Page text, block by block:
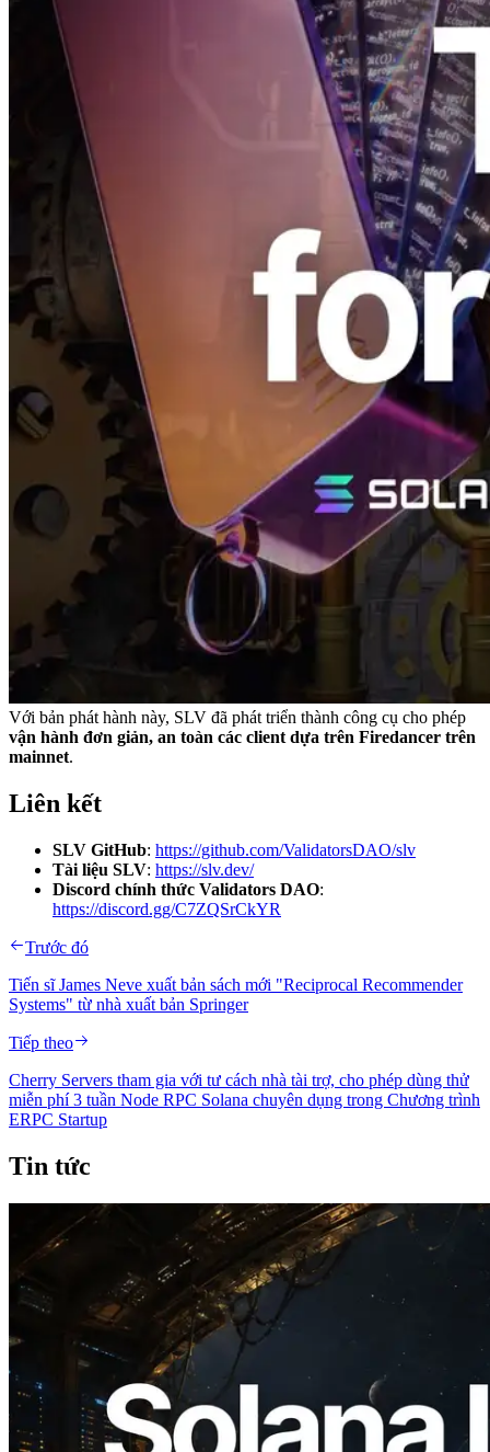
Với bản phát hành này, SLV đã phát triển thành công cụ cho phép
vận hành đơn giản, an toàn các client dựa trên Firedancer trên
mainnet.
Liên kết
SLV GitHub: https://github.com/ValidatorsDAO/slv
Tài liệu SLV: https://slv.dev/
Discord chính thức Validators DAO:
https://discord.gg/C7ZQSrCkYR
Trước đó
Tiến sĩ James Neve xuất bản sách mới "Reciprocal Recommender
Systems" từ nhà xuất bản Springer
Tiếp theo
Cherry Servers tham gia với tư cách nhà tài trợ, cho phép dùng thử
miễn phí 3 tuần Node RPC Solana chuyên dụng trong Chương trình
ERPC Startup
Tin tức